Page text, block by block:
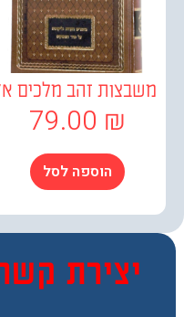
זהב מלכים א'
79.00
הוספה לסל
קשר: